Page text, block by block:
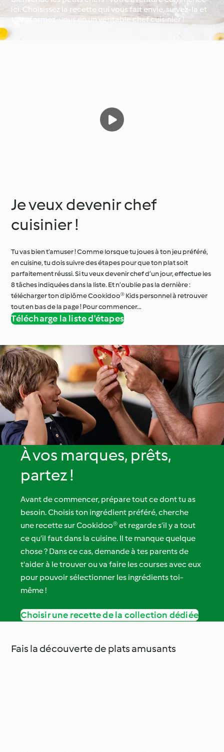
ici. Choisissez la recette qui vous fait envie, suivez-la et
transformez-vous en un véritable chef cuisinier !
Je veux devenir chef
cuisinier !
Tu vas bien t’amuser ! Comme lorsque tu joues à ton jeu préféré,
en cuisine, tu dois suivre des étapes pour que ton plat soit
parfaitement réussi. Si tu veux devenir chef d’un jour, effectue les
8 tâches indiquées dans la liste. Et n’oublie pas la dernière :
télécharger ton diplôme Cookidoo® Kids personnel à retrouver
tout en bas de la page ! Pour commencer…
Télécharge la liste d'étapes
À vos marques, prêts,
partez !
Avant de commencer, prépare tout ce dont tu as
besoin. Choisis ton ingrédient préféré, cherche
une recette sur Cookidoo® et regarde s’il y a tout
ce qu’il faut dans la cuisine. Il te manque quelque
chose ? Dans ce cas, demande à tes parents de
t'aider à le trouver ou va faire les courses avec eux
pour pouvoir sélectionner les ingrédients toi-
même !
Choisir une recette de la collection dédiée
Fais la découverte de plats amusants